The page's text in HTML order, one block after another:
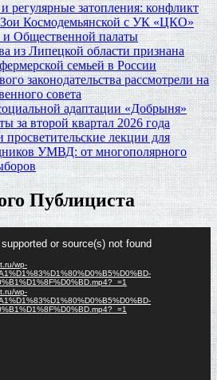
регулярные затопления: конфликт
Космодемьянской с УК «ЦКО»
Общественной палаты
из Липецкой области признана
семьей в России
законодательства рассмотрели на
совета
адаптации «Добрыня»
за второй квартал 2026 года
лекции для
УМВД: от многополярного
Публициста
or source(s) not found
wp-
wp-